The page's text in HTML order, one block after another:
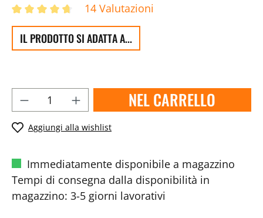
14 Valutazioni
IL PRODOTTO SI ADATTA A...
NEL CARRELLO
Aggiungi alla wishlist
Immediatamente disponibile a magazzino
Tempi di consegna dalla disponibilità in
magazzino: 3-5 giorni lavorativi